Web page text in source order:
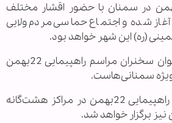
راهپیمایی 22بهمن در سمنان با حضور اقشار مختلف
شده و اجتماع حماسی مردم ولایی
(ره) این شهر خواهد بود.
عزت‌الله ضرغامی به عنوان سخنران مراسم راهپیمایی 22بهمن
سمنانی‌هاست.
همزمان با مرکز استان راهپیمایی 22بهمن در مراکز هشت‌گانه
برگزار خواهد شد.